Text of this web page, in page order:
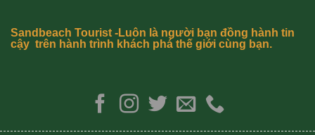
Sandbeach Tourist -Luôn là người bạn đồng hành tin
cậy trên hành trình khách phá thế giới cùng bạn.